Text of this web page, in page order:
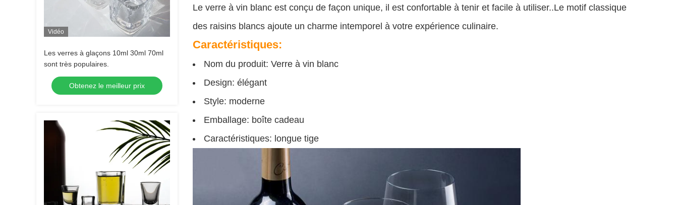
Vidéo
Les verres à glaçons 10ml 30ml 70ml
sont très populaires.
Obtenez le meilleur prix
Le verre à vin blanc est conçu de façon unique, il est confortable à tenir et facile à utiliser..Le motif classique
des raisins blancs ajoute un charme intemporel à votre expérience culinaire.
Caractéristiques:
Nom du produit: Verre à vin blanc
Design: élégant
Style: moderne
Emballage: boîte cadeau
Caractéristiques: longue tige